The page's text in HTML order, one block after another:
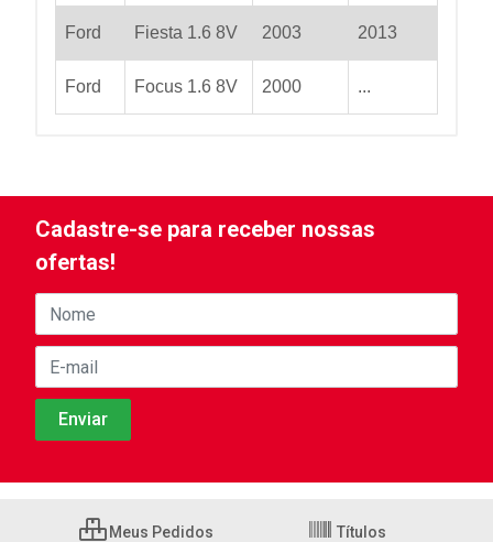
Ford Fiesta 1.6 8V 2003 2013
Ford Focus 1.6 8V 2000 ...
Cadastre-se para receber nossas
ofertas!
Meus Pedidos Títulos